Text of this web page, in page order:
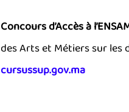
Concours d’Accès à
des Arts et Métiers sur les
cursussup.gov.ma